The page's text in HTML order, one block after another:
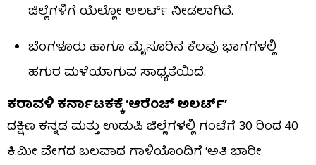
ಜಿಲ್ಲೆಗಳಿಗೆ ಯೆಲ್ಲೋ ಅಲರ್ಟ್ ನೀಡಲಾಗಿದೆ.
ಬೆಂಗಳೂರು ಹಾಗೂ ಮೈಸೂರಿನ ಕೆಲವು ಭಾಗಗಳಲ್ಲಿ
ಹಗುರ ಮಳೆಯಾಗುವ ಸಾಧ್ಯತೆಯಿದೆ.
ಕರಾವಳಿ ಕರ್ನಾಟಕಕ್ಕೆ ‘ಆರೆಂಜ್ ಅಲರ್ಟ್’
ದಕ್ಷಿಣ ಕನ್ನಡ ಮತ್ತು ಉಡುಪಿ ಜಿಲ್ಲೆಗಳಲ್ಲಿ ಗಂಟೆಗೆ 30 ರಿಂದ 40
ಕಿ.ಮೀ ವೇಗದ ಬಲವಾದ ಗಾಳಿಯೊಂದಿಗೆ ‘ಅತಿ ಭಾರೀ